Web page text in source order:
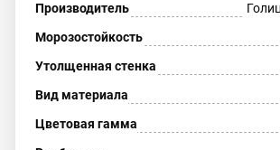
Производитель
Морозостойкость
Утолщенная стенка
Вид материала
Цветовая гамма